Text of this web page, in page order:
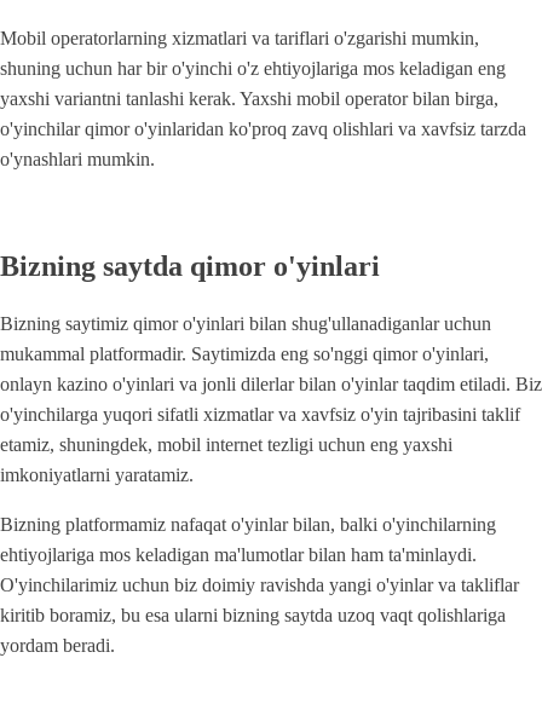
Mobil operatorlarning xizmatlari va tariflari o'zgarishi mumkin,
shuning uchun har bir o'yinchi o'z ehtiyojlariga mos keladigan eng
yaxshi variantni tanlashi kerak. Yaxshi mobil operator bilan birga,
o'yinchilar qimor o'yinlaridan ko'proq zavq olishlari va xavfsiz tarzda
o'ynashlari mumkin.
Bizning saytda qimor o'yinlari
Bizning saytimiz qimor o'yinlari bilan shug'ullanadiganlar uchun
mukammal platformadir. Saytimizda eng so'nggi qimor o'yinlari,
onlayn kazino o'yinlari va jonli dilerlar bilan o'yinlar taqdim etiladi. Biz
o'yinchilarga yuqori sifatli xizmatlar va xavfsiz o'yin tajribasini taklif
etamiz, shuningdek, mobil internet tezligi uchun eng yaxshi
imkoniyatlarni yaratamiz.
Bizning platformamiz nafaqat o'yinlar bilan, balki o'yinchilarning
ehtiyojlariga mos keladigan ma'lumotlar bilan ham ta'minlaydi.
O'yinchilarimiz uchun biz doimiy ravishda yangi o'yinlar va takliflar
kiritib boramiz, bu esa ularni bizning saytda uzoq vaqt qolishlariga
yordam beradi.